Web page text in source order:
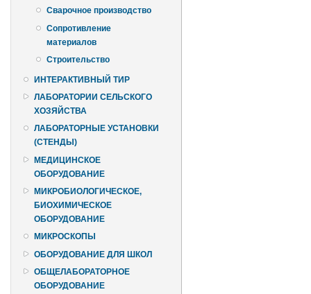
Сварочное производство
Сопротивление
материалов
Строительство
ИНТЕРАКТИВНЫЙ ТИР
ЛАБОРАТОРИИ СЕЛЬСКОГО
ХОЗЯЙСТВА
ЛАБОРАТОРНЫЕ УСТАНОВКИ
(СТЕНДЫ)
МЕДИЦИНСКОЕ
ОБОРУДОВАНИЕ
МИКРОБИОЛОГИЧЕСКОЕ,
БИОХИМИЧЕСКОЕ
ОБОРУДОВАНИЕ
МИКРОСКОПЫ
ОБОРУДОВАНИЕ ДЛЯ ШКОЛ
ОБЩЕЛАБОРАТОРНОЕ
ОБОРУДОВАНИЕ